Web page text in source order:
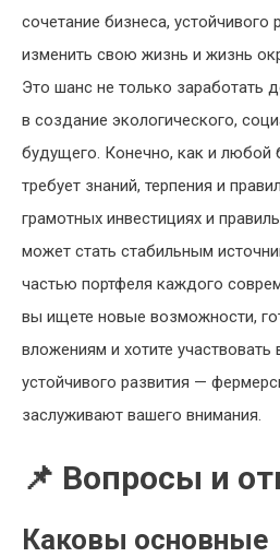
сочетание бизнеса,
изменить свою жизнь и жизнь
Это шанс не только заработать
в создание экологического,
будущего. Конечно, как и любой
требует знаний, терпения и
грамотных инвестициях и
может стать стабильным
частью портфеля каждого
вы ищете новые возможности,
вложениям и хотите участвовать
устойчивого развития —
заслуживают вашего внимания.
📌 Вопросы и
Каковы основные